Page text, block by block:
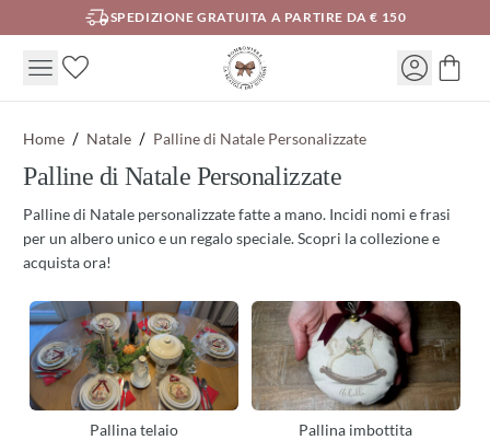
SPEDIZIONE GRATUITA A PARTIRE DA € 150
Home Natale Palline di Natale Personalizzate
Palline di Natale Personalizzate
Palline di Natale personalizzate fatte a mano. Incidi nomi e frasi
per un albero unico e un regalo speciale. Scopri la collezione e
acquista ora!
Pallina telaio Pallina imbottita